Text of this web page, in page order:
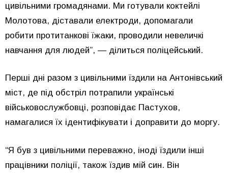
цивільними громадянами. Ми готували коктейлі
Молотова, діставали електроди, допомагали
робити протитанкові їжаки, проводили невеличкі
навчання для людей”, — ділиться поліцейський.
Перші дні разом з цивільними їздили на Антонівський
міст, де під обстріл потрапили українські
військовослужбовці, розповідає Пастухов,
намагалися їх ідентифікувати і доправити до моргу.
“Я був з цивільними переважно, іноді їздили інші
працівники поліції, також їздив мій син. Він